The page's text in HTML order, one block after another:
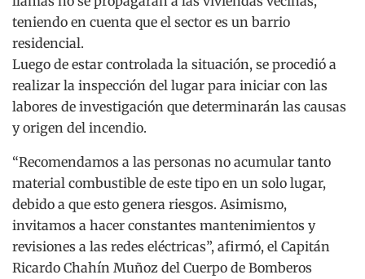
teniendo en cuenta que el sector es un barrio
residencial.
Luego de estar controlada la situación, se procedió a
realizar la inspección del lugar para iniciar con las
labores de investigación que determinarán las causas
y origen del incendio.
“Recomendamos a las personas no acumular tanto
material combustible de este tipo en un solo lugar,
debido a que esto genera riesgos. Asimismo,
invitamos a hacer constantes mantenimientos y
revisiones a las redes eléctricas”, afirmó, el Capitán
Ricardo Chahín Muñoz del Cuerpo de Bomberos